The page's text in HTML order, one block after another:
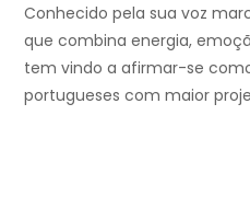
Conhecido pela sua voz
que combina energia,
tem vindo a afirmar-se
portugueses com maior